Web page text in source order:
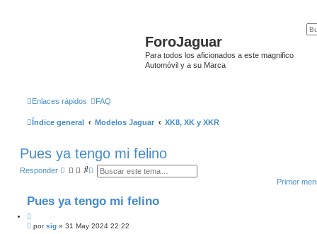
ForoJaguar
Para todos los aficionados a este magnifico
Automóvil y a su Marca
Enlaces rápidos FAQ
Índice general Modelos Jaguar XK8, XK y XKR
Pues ya tengo mi felino
Responder
B
a
B
u
e
a
Primer
Pues ya tengo mi felino
Mporsig » 31 May 2024 22:22